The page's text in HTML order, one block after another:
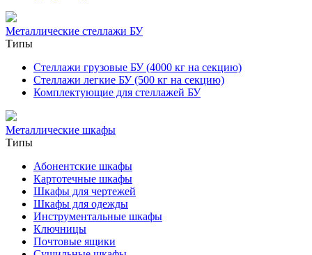
Металлические стеллажи БУ
Типы
Стеллажи грузовые БУ (4000 кг на секцию)
Стеллажи легкие БУ (500 кг на секцию)
Комплектующие для стеллажей БУ
Металлические шкафы
Типы
Абонентские шкафы
Картотечные шкафы
Шкафы для чертежей
Шкафы для одежды
Инструментальные шкафы
Ключницы
Почтовые ящики